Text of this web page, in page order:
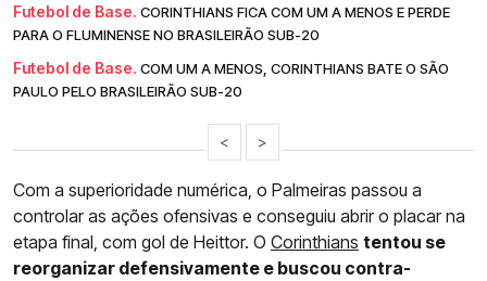
Futebol de Base. CORINTHIANS FICA COM UM A MENOS E PERDE
PARA O FLUMINENSE NO BRASILEIRÃO SUB-20
Futebol de Base. COM UM A MENOS, CORINTHIANS BATE O SÃO
PAULO PELO BRASILEIRÃO SUB-20
< >
Com a superioridade numérica, o Palmeiras passou a
controlar as ações ofensivas e conseguiu abrir o placar na
etapa final, com gol de Heittor. O Corinthians tentou se
reorganizar defensivamente e buscou contra-